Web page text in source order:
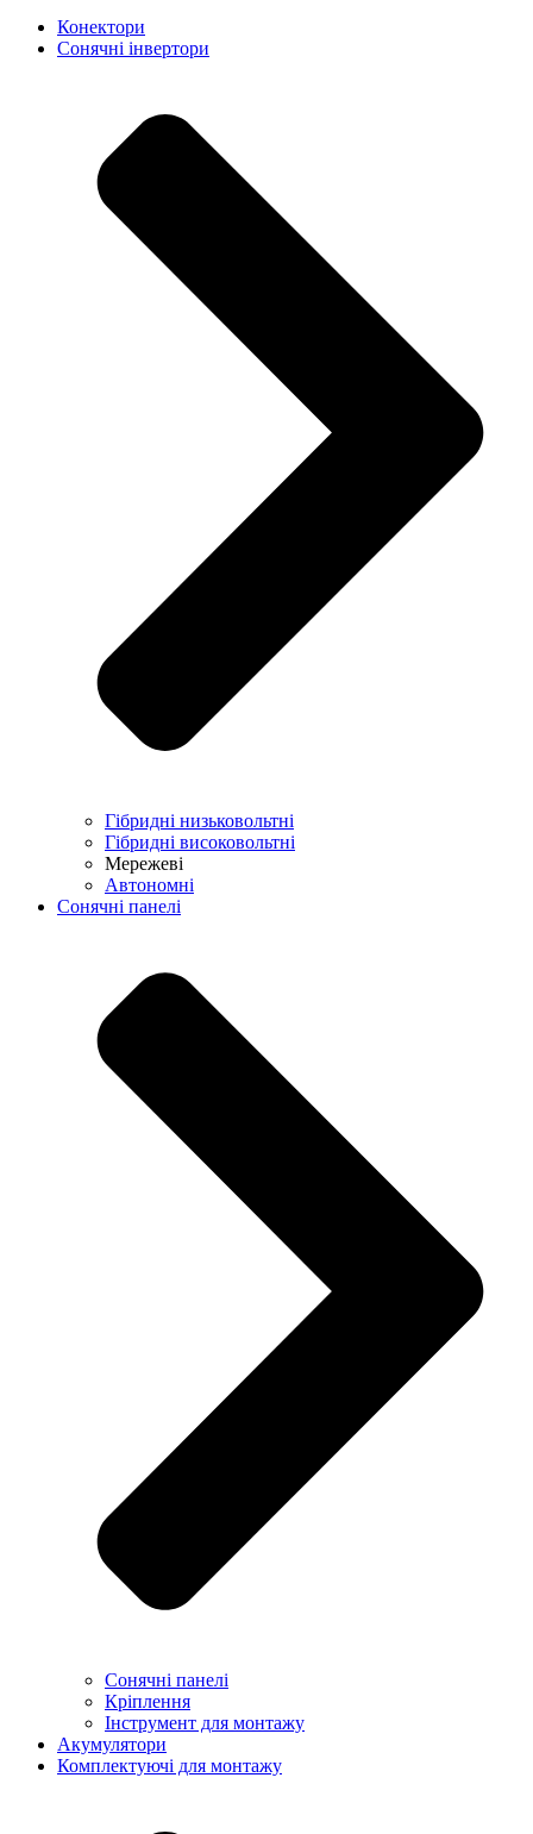
Конектори
Сонячні інвертори
Гібридні низьковольтні
Гібридні високовольтні
Мережеві
Автономні
Сонячні панелі
Сонячні панелі
Кріплення
Інструмент для монтажу
Акумулятори
Комплектуючі для монтажу